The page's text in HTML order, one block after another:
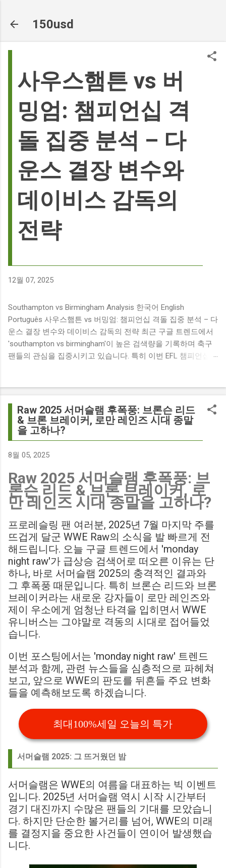
150usd
사우스햄튼 vs 버
밍엄: 챔피언십 격
돌 집중 분석 – 다
운스 결장 변수와
데이비스 감독의
전략
12월 07, 2025
Southampton vs Birmingham Analysis 한국어 English
Português 사우스햄튼 vs 버밍엄: 챔피언십 격돌 집중 분석 – 다
운스 결장 변수와 데이비스 감독의 전략 최근 구글 트렌드에서
'southampton vs birmingham'이 높은 검색량을 기록하며 축구
팬들의 관심을 집중시키고 있습니다. 특히 이번 EFL 챔피언십
다음과 같습니다. The 9 players set to miss Southampton v
Birmingham City ft £7m striker Damion Downs : 사우스햄튼과
버밍엄 시티 경기에서 총 9명의 선수가 결장할 예정이며, 특히
700만 파운드 스트라이커 데미언 다운스의 결장은 사우스햄튼
에게 큰 타격이 될 것으로 보입니다. Southampton vs
Match : 경기 당일 실시간 스코어 업데이트를 제공하는 뉴스로,
팬들의 높은 관심도를 반영합니다. Chris Davies: Birmingham
City boss says his side have to try to "be themselves" away
에서 팀 고유의 색깔을 유지하는 것이 중요하다고 강조했습니
다. ...
Raw 2025 서머슬램 후폭풍: 브론슨 리드
& 브론 브레이커, 로만 레인즈 시대 종말
을 고하나?
8월 05, 2025
Raw 2025 서머슬램 후폭풍: 브
론슨 리드 & 브론 브레이커, 로
만 레인즈 시대 종말을 고하나?
프로레슬링 팬 여러분, 2025년 7월 마지막 주를
뜨겁게 달군 WWE Raw의 소식을 발 빠르게 전
해드립니다. 오늘 구글 트렌드에서 'monday
night raw'가 급상승 검색어로 떠오른 이유는 단
하나, 바로 서머슬램 2025의 충격적인 결과와
그 후폭풍 때문입니다. 특히 브론슨 리드와 브론
브레이커라는 새로운 강자들이 로만 레인즈와
제이 우소에게 엄청난 타격을 입히면서 WWE
유니버스는 그야말로 격동의 시대로 접어들었
습니다.
이번 포스팅에서는 'monday night raw' 트렌드
분석과 함께, 관련 뉴스들을 심층적으로 파헤쳐
보고, 앞으로 WWE의 판도를 뒤흔들 주요 변화
들을 예측해보도록 하겠습니다.
최대100%세일 오늘의 특가
서머슬램 2025: 그 뜨거웠던 밤
서머슬램은 WWE의 여름을 대표하는 빅 이벤트
입니다. 2025년 서머슬램 역시 시작 시간부터
경기 대진까지 수많은 팬들의 기대를 모았습니
다. 하지만 단순한 볼거리를 넘어, WWE의 미래
를 결정지을 중요한 사건들이 연이어 발생했습
니다.